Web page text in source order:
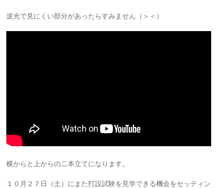
逆光で見にくい部分があったらすみません（＞＜）
横からと上からの二本立てになります。
１０月２７日（土）にまた打設試験を見学できる機会をセッティン